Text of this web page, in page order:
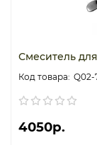
Смеситель
Q02-
4050р.